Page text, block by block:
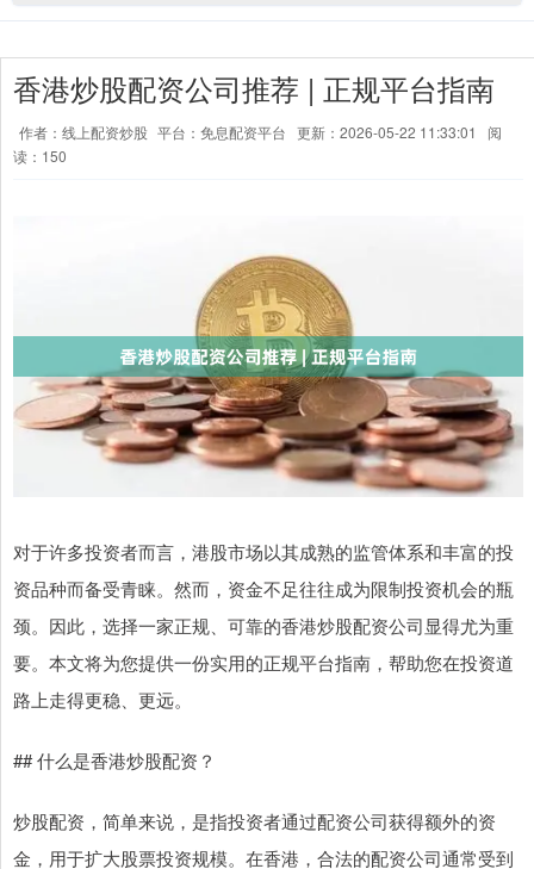
香港炒股配资公司推荐 | 正规平台指南
作者：线上配资炒股 平台：免息配资平台 更新：2026-05-22 11:33:01
阅
读：150
对于许多投资者而言，港股市场以其成熟的监管体系和丰富的投
资品种而备受青睐。然而，资金不足往往成为限制投资机会的瓶
颈。因此，选择一家正规、可靠的香港炒股配资公司显得尤为重
要。本文将为您提供一份实用的正规平台指南，帮助您在投资道
路上走得更稳、更远。
## 什么是香港炒股配资？
炒股配资，简单来说，是指投资者通过配资公司获得额外的资
金，用于扩大股票投资规模。在香港，合法的配资公司通常受到